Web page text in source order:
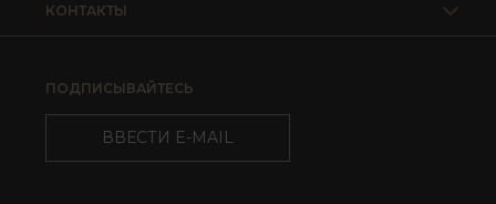
КОНТАКТЫ
ПОДПИСЫВАЙТЕСЬ
ВВЕСТИ E-MAIL